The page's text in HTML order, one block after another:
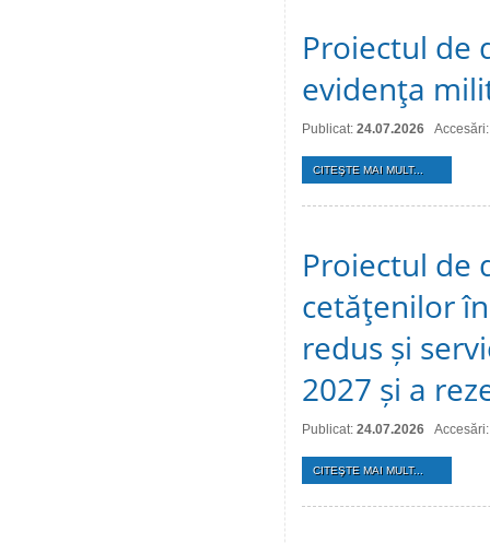
Proiectul de
evidenţa
Publicat: 24.07.2026
CITEŞTE MAI MULT...
Proiectul de
cetăţenilor
redus și
2027 și a
Publicat: 24.07.2026
CITEŞTE MAI MULT...